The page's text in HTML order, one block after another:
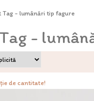
Tag - lumânări tip fagure
-
de cantitate!